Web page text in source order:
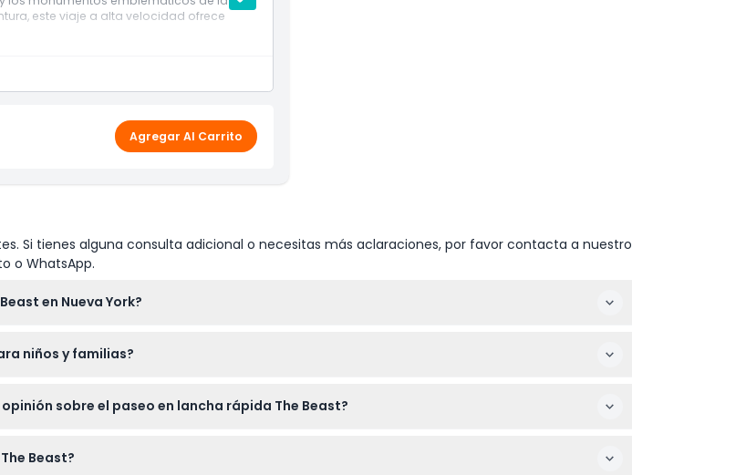
este viaje a alta velocidad ofrece
Agregar Al Carrito
Si tienes alguna consulta adicional o necesitas más aclaraciones, por favor contacta a nuestro
o WhatsApp.
en Nueva York?
niños y familias?
sobre el paseo en lancha rápida The Beast?
Beast?